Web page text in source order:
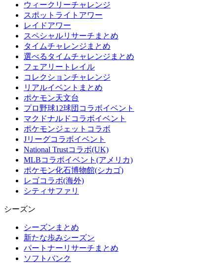
ウィークリーチャレンジ
スポットライトアワー
レイドアワー
スペシャルリサーチまとめ
タイムチャレンジまとめ
選べるタイムチャレンジまとめ
フェアリートレイル
コレクションチャレンジ
リアルイベントまとめ
ポケモン天文台
プロ野球12球団コラボイベント
マクドナルドコラボイベント
ポケモンジェットコラボ
Jリーグコラボイベント
National Trustコラボ(UK)
MLBコラボイベント(アメリカ)
ポケモン化石博物館(シカゴ)
レゴコラボ(海外)
シティサファリ
シーズン
シーズンまとめ
新たな歩みシーズン
パートナーリサーチまとめ
ソフトバンク